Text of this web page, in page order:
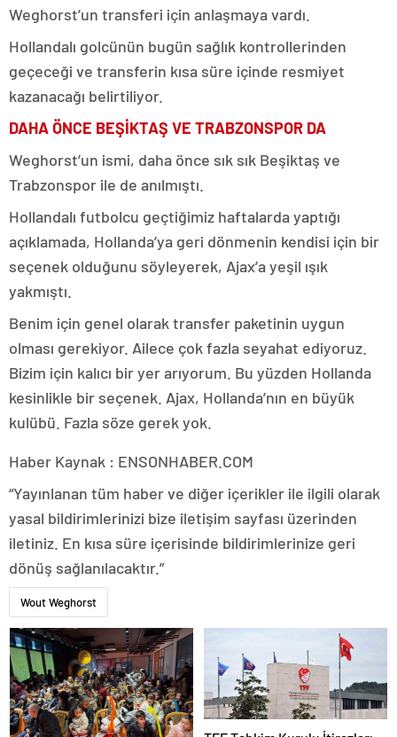
Weghorst’un transferi için anlaşmaya vardı.
Hollandalı golcünün bugün sağlık kontrollerinden
geçeceği ve transferin kısa süre içinde resmiyet
kazanacağı belirtiliyor.
DAHA ÖNCE BEŞİKTAŞ VE TRABZONSPOR DA
Weghorst’un ismi, daha önce sık sık Beşiktaş ve
Trabzonspor ile de anılmıştı.
Hollandalı futbolcu geçtiğimiz haftalarda yaptığı
açıklamada, Hollanda’ya geri dönmenin kendisi için bir
seçenek olduğunu söyleyerek, Ajax’a yeşil ışık
yakmıştı.
Benim için genel olarak transfer paketinin uygun
olması gerekiyor. Ailece çok fazla seyahat ediyoruz.
Bizim için kalıcı bir yer arıyorum. Bu yüzden Hollanda
kesinlikle bir seçenek. Ajax, Hollanda’nın en büyük
kulübü. Fazla söze gerek yok.
Haber Kaynak : ENSONHABER.COM
“Yayınlanan tüm haber ve diğer içerikler ile ilgili olarak
yasal bildirimlerinizi bize iletişim sayfası üzerinden
iletiniz. En kısa süre içerisinde bildirimlerinize geri
dönüş sağlanılacaktır.”
Wout Weghorst